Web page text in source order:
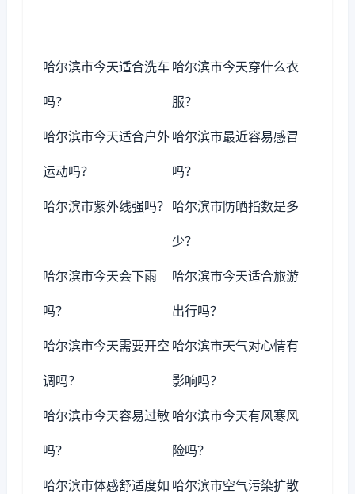
哈尔滨市今天适合洗车
吗？
哈尔滨市今天穿什么衣
服？
哈尔滨市今天适合户外
运动吗？
哈尔滨市最近容易感冒
吗？
哈尔滨市紫外线强吗？ 哈尔滨市防晒指数是多
少？
哈尔滨市今天会下雨
吗？
哈尔滨市今天适合旅游
出行吗？
哈尔滨市今天需要开空
调吗？
哈尔滨市天气对心情有
影响吗？
哈尔滨市今天容易过敏
吗？
哈尔滨市今天有风寒风
险吗？
哈尔滨市体感舒适度如 哈尔滨市空气污染扩散